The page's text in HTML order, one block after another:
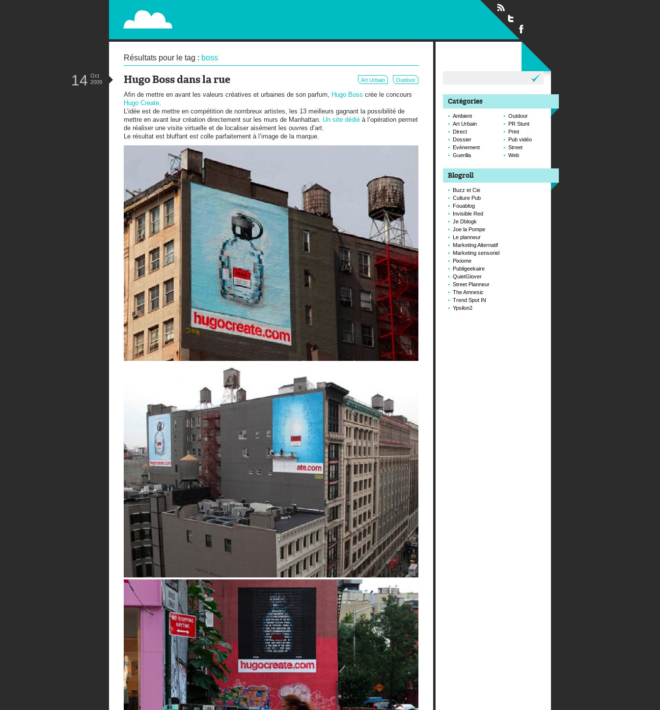
PAPERPLANE
STREET, AMBIENT, GUÉRILLA MARKETING AND OUT OF HOME
Résultats pour le tag : boss
Hugo Boss dans la rue Art Urbain Outdoor
14 Oct
2009
Afin de mettre en avant les valeurs créatives et urbaines de son parfum, Hugo Boss crée le concours
Hugo Create
L’idée est de mettre en compétition de nombreux artistes, les 13 meilleurs gagnant la possibilité de
mettre en avant leur création directement sur les murs de Manhattan. Un site dédié à l’opération permet
de réaliser une visite virtuelle et de localiser aisément les ouvres d’art.
Le résultat est bluffant est colle parfaitement à l’image de la marque.
Catégories
Ambient
Art Urbain
Direct
Dossier
Evènement
Guerilla
Outdoor
PR Stunt
Print
Pub vidéo
Street
Web
Blogroll
Buzz et Cie
Culture Pub
Fouablog
Invisible Red
Je Dblogk
Joe la Pompe
Le planneur
Marketing Alternatif
Marketing sensoriel
Pixiome
Publigeekaire
QuietGlover
Street Planneur
The Amnesic
Trend Spot IN
Ypsilon2